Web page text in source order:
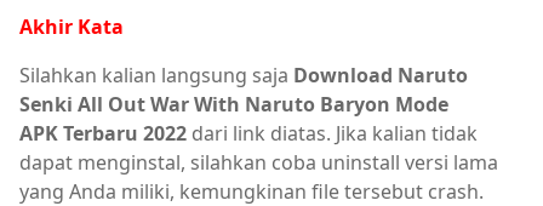
Akhir Kata
Silahkan kalian langsung saja Download Naruto
Senki All Out War With Naruto Baryon Mode
APK Terbaru 2022 dari link diatas. Jika kalian tidak
dapat menginstal, silahkan coba uninstall versi lama
yang Anda miliki, kemungkinan file tersebut crash.